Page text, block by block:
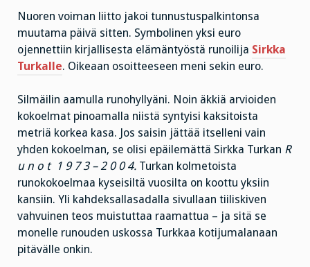
Nuoren voiman liitto jakoi tunnustuspalkintonsa
muutama päivä sitten. Symbolinen yksi euro
ojennettiin kirjallisesta elämäntyöstä runoilija Sirkka
Turkalle. Oikeaan osoitteeseen meni sekin euro.
Silmäilin aamulla runohyllyäni. Noin äkkiä arvioiden
kokoelmat pinoamalla niistä syntyisi kaksitoista
metriä korkea kasa. Jos saisin jättää itselleni vain
yhden kokoelman, se olisi epäilemättä Sirkka Turkan R
u n o t 1 9 7 3 – 2 0 0 4. Turkan kolmetoista
runokokoelmaa kyseisiltä vuosilta on koottu yksiin
kansiin. Yli kahdeksallasadalla sivullaan tiiliskiven
vahvuinen teos muistuttaa raamattua – ja sitä se
monelle runouden uskossa Turkkaa kotijumalanaan
pitävälle onkin.